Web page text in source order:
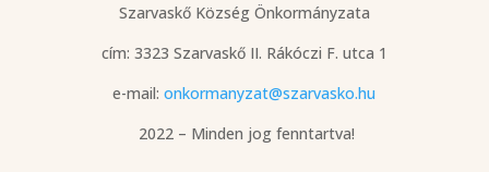
Szarvaskő Község Önkormányzata
cím: 3323 Szarvaskő II. Rákóczi F. utca 1
e-mail:onkormanyzat@szarvasko.hu
2022 – Minden jog fenntartva!